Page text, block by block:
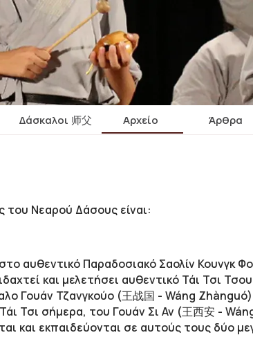
Δάσκαλοι 师父 Αρχείο Άρθρα
Nεαρού Δάσους είναι:
αυθεντικό Παραδοσιακό Σαολίν Κουνγκ
και μελετήσει αυθεντικό Τάι Τσι
Γουάν Τζανγκούο (王战国 - Wáng Zhànguó)
Τσι σήμερα, του Γουάν Σι Αν (王西安 -
και εκπαιδεύονται σε αυτούς τους δύο